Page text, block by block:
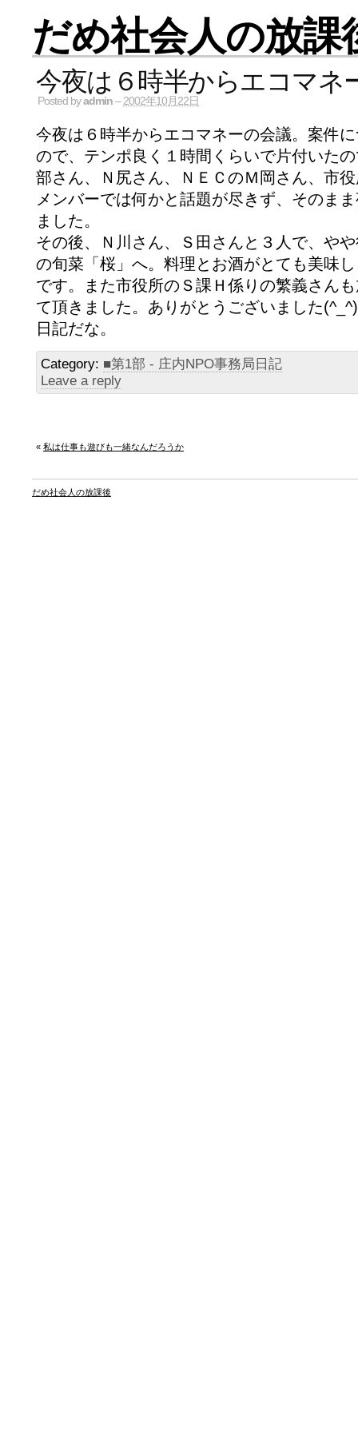
だめ社会人の放課
今夜は６時半からエコマネ
Posted byadmin –2002年10月22日
今夜は６時半からエコマネーの会議。案件
ので、テンポ良く１時間くらいで片付いた
部さん、Ｎ尻さん、ＮＥＣのＭ岡さん、市
メンバーでは何かと話題が尽きず、そのま
ました。
その後、Ｎ川さん、Ｓ田さんと３人で、や
の旬菜「桜」へ。料理とお酒がとても美味
です。また市役所のＳ課Ｈ係りの繁義さん
て頂きました。ありがとうございました
日記だな。
Category: ■第1部 - 庄内NPO事務局日記
Leave a reply
« 私は仕事も遊びも一緒なんだろうか
だめ社会人の放課後